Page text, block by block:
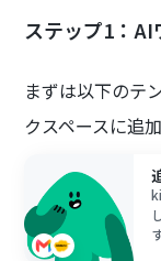
ステップ1：AI
まずは以下のテ
クスペースに追加